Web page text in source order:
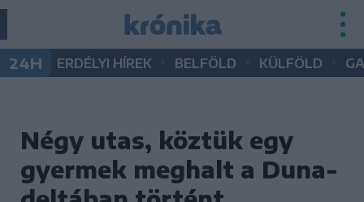
24H ERDÉLYI HÍREK BELFÖLD KÜLFÖLD
Négy utas, köztük egy
gyermek meghalt a Duna-